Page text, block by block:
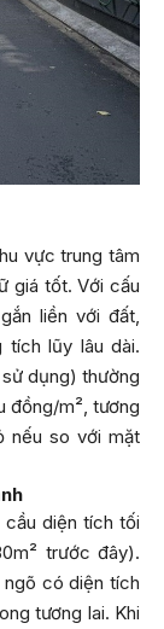
vực trung tâm
giá tốt. Với cấu
liền với đất,
tích lũy lâu dài.
dụng) thường
đồng/m², tương
nếu so với mặt
cầu diện tích tối
trước đây).
có diện tích
tương lai. Khi